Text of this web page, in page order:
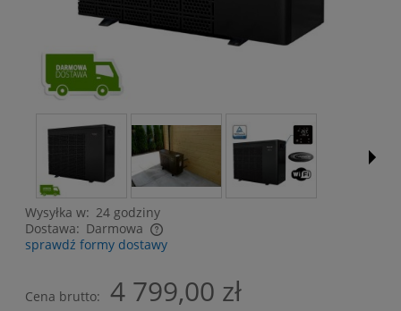
Wysyłka w: 24 godziny
Dostawa: Darmowa
Cena nie zawiera ewentualnych kosztów płatności
sprawdź formy dostawy
Cena brutto: 4 799,00 zł